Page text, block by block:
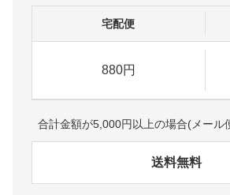
宅配便
880円
合計金額が5,000円以上の場合(メール
送料無料